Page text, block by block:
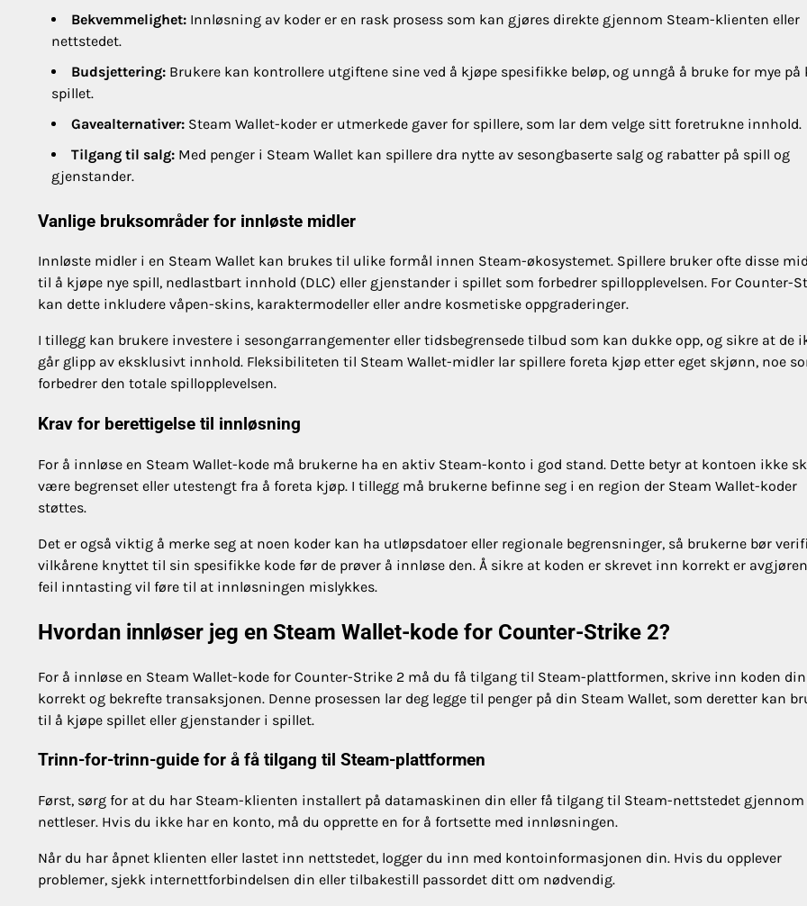
Bekvemmelighet: Innløsning av koder er en rask prosess som kan gjøres direkte gjennom Steam-klienten eller
nettstedet.
Budsjettering: Brukere kan kontrollere utgiftene sine ved å kjøpe spesifikke beløp, og unngå å bruke for mye på
spillet.
Gavealternativer: Steam Wallet-koder er utmerkede gaver for spillere, som lar dem velge sitt foretrukne innhold.
Tilgang til salg: Med penger i Steam Wallet kan spillere dra nytte av sesongbaserte salg og rabatter på spill og
gjenstander.
Vanlige bruksområder for innløste midler
Innløste midler i en Steam Wallet kan brukes til ulike formål innen Steam-økosystemet. Spillere bruker ofte disse
til å kjøpe nye spill, nedlastbart innhold (DLC) eller gjenstander i spillet som forbedrer spillopplevelsen. For Counter-
kan dette inkludere våpen-skins, karaktermodeller eller andre kosmetiske oppgraderinger.
I tillegg kan brukere investere i sesongarrangementer eller tidsbegrensede tilbud som kan dukke opp, og sikre at de
går glipp av eksklusivt innhold. Fleksibiliteten til Steam Wallet-midler lar spillere foreta kjøp etter eget skjønn, noe
forbedrer den totale spillopplevelsen.
Krav for berettigelse til innløsning
For å innløse en Steam Wallet-kode må brukerne ha en aktiv Steam-konto i god stand. Dette betyr at kontoen ikke
være begrenset eller utestengt fra å foreta kjøp. I tillegg må brukerne befinne seg i en region der Steam Wallet-koder
støttes.
Det er også viktig å merke seg at noen koder kan ha utløpsdatoer eller regionale begrensninger, så brukerne bør
vilkårene knyttet til sin spesifikke kode før de prøver å innløse den. Å sikre at koden er skrevet inn korrekt er
feil inntasting vil føre til at innløsningen mislykkes.
Hvordan innløser jeg en Steam Wallet-kode for Counter-Strike 2?
For å innløse en Steam Wallet-kode for Counter-Strike 2 må du få tilgang til Steam-plattformen, skrive inn koden din
korrekt og bekrefte transaksjonen. Denne prosessen lar deg legge til penger på din Steam Wallet, som deretter kan
til å kjøpe spillet eller gjenstander i spillet.
Trinn-for-trinn-guide for å få tilgang til Steam-plattformen
Først, sørg for at du har Steam-klienten installert på datamaskinen din eller få tilgang til Steam-nettstedet gjennom
nettleser. Hvis du ikke har en konto, må du opprette en for å fortsette med innløsningen.
Når du har åpnet klienten eller lastet inn nettstedet, logger du inn med kontoinformasjonen din. Hvis du opplever
problemer, sjekk internettforbindelsen din eller tilbakestill passordet ditt om nødvendig.